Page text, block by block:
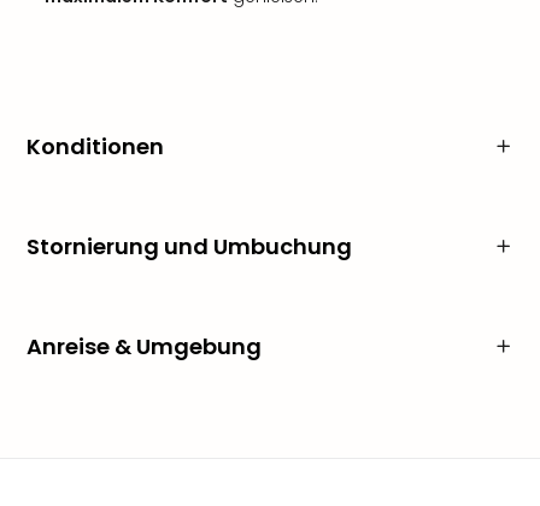
Konditionen
Stornierung und Umbuchung
Anreise & Umgebung